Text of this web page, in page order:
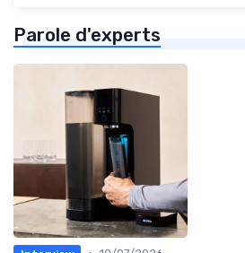
Parole d'experts